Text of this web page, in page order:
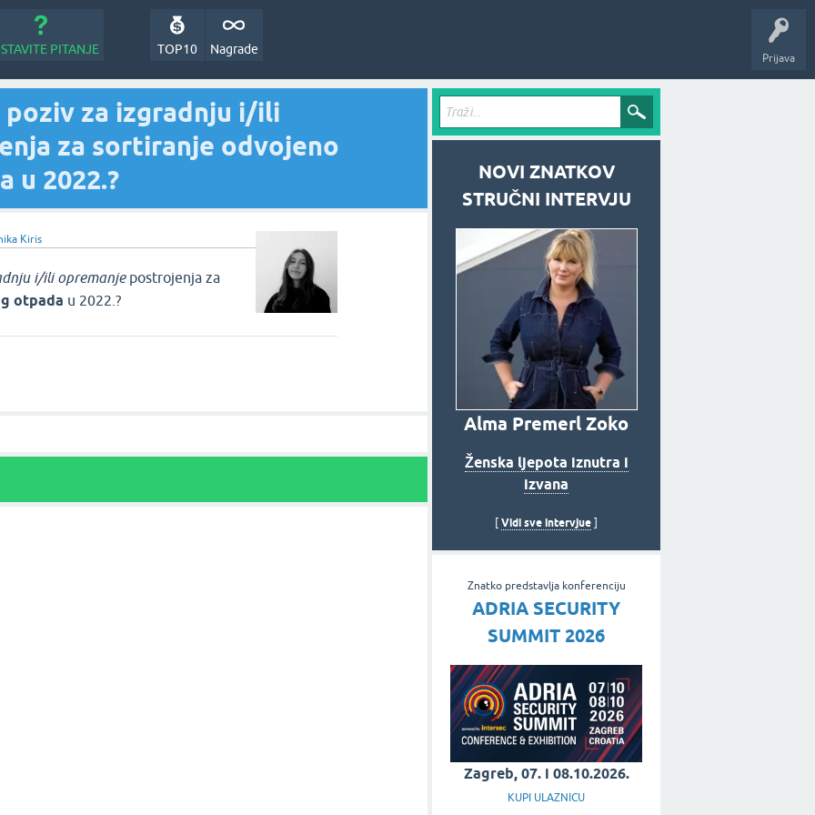
Prijava
PITANJE Nagrade
TOP10
za izgradnju i/ili
za sortiranje odvojeno
u 2022.?
Kiris
i/ili opremanje postrojenja za
otpada u 2022.?
NOVI ZNATKOV
STRUČNI INTERVJU
Alma Premerl Zoko
Ženska ljepota iznutra i
izvana
Vidi sve intervjue
Znatko predstavlja konferenciju
ADRIA SECURITY
SUMMIT 2026
Zagreb, 07. i 08.10.2026.
KUPI ULAZNICU